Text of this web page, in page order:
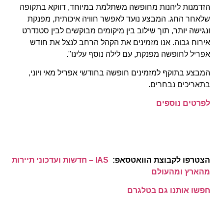
הזדמנות ליהנות מחופשה משתלמת במיוחד, דווקא בתקופה
שלאחר החג. המבצע נועד לאפשר חוויה איכותית, מפנקת
ונגישה יותר, תוך שילוב בין מיקומים מבוקשים לבין סטנדרט
אירוח גבוה. אנו מזמינים את הקהל הרחב לנצל את חודש
אפריל לחופשה מפנקת, עם לילה נוסף עלינו".
המבצע בתוקף למזמינים חופשה בחודשי אפריל מאי ויוני,
בתאריכים נבחרים.
לפרטים נוספים
הצטרפו לקבוצת הוואטסאפ:
IAS – חדשות ועדכוני תיירות
מהארץ ומהעולם
חפשו אותנו גם בטלגרם